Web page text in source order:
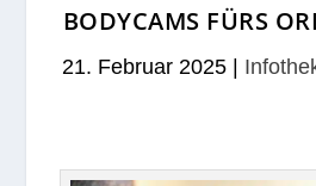
BODYCAMS FÜRS
21. Februar 2025